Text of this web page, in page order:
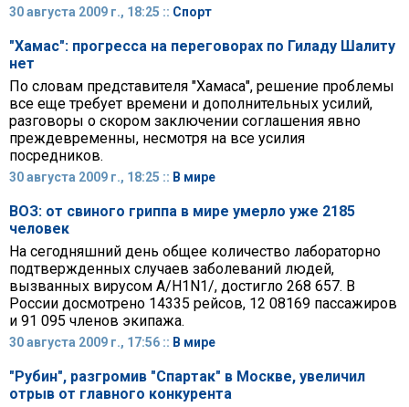
30 августа 2009 г., 18:25 :: Спорт
"Хамас": прогресса на переговорах по Гиладу Шалиту
нет
По словам представителя "Хамаса", решение проблемы
все еще требует времени и дополнительных усилий,
разговоры о скором заключении соглашения явно
преждевременны, несмотря на все усилия
посредников.
30 августа 2009 г., 18:25 :: В мире
ВОЗ: от свиного гриппа в мире умерло уже 2185
человек
На сегодняшний день общее количество лабораторно
подтвержденных случаев заболеваний людей,
вызванных вирусом А/H1N1/, достигло 268 657. В
России досмотрено 14335 рейсов, 12 08169 пассажиров
и 91 095 членов экипажа.
30 августа 2009 г., 17:56 :: В мире
"Рубин", разгромив "Спартак" в Москве, увеличил
отрыв от главного конкурента